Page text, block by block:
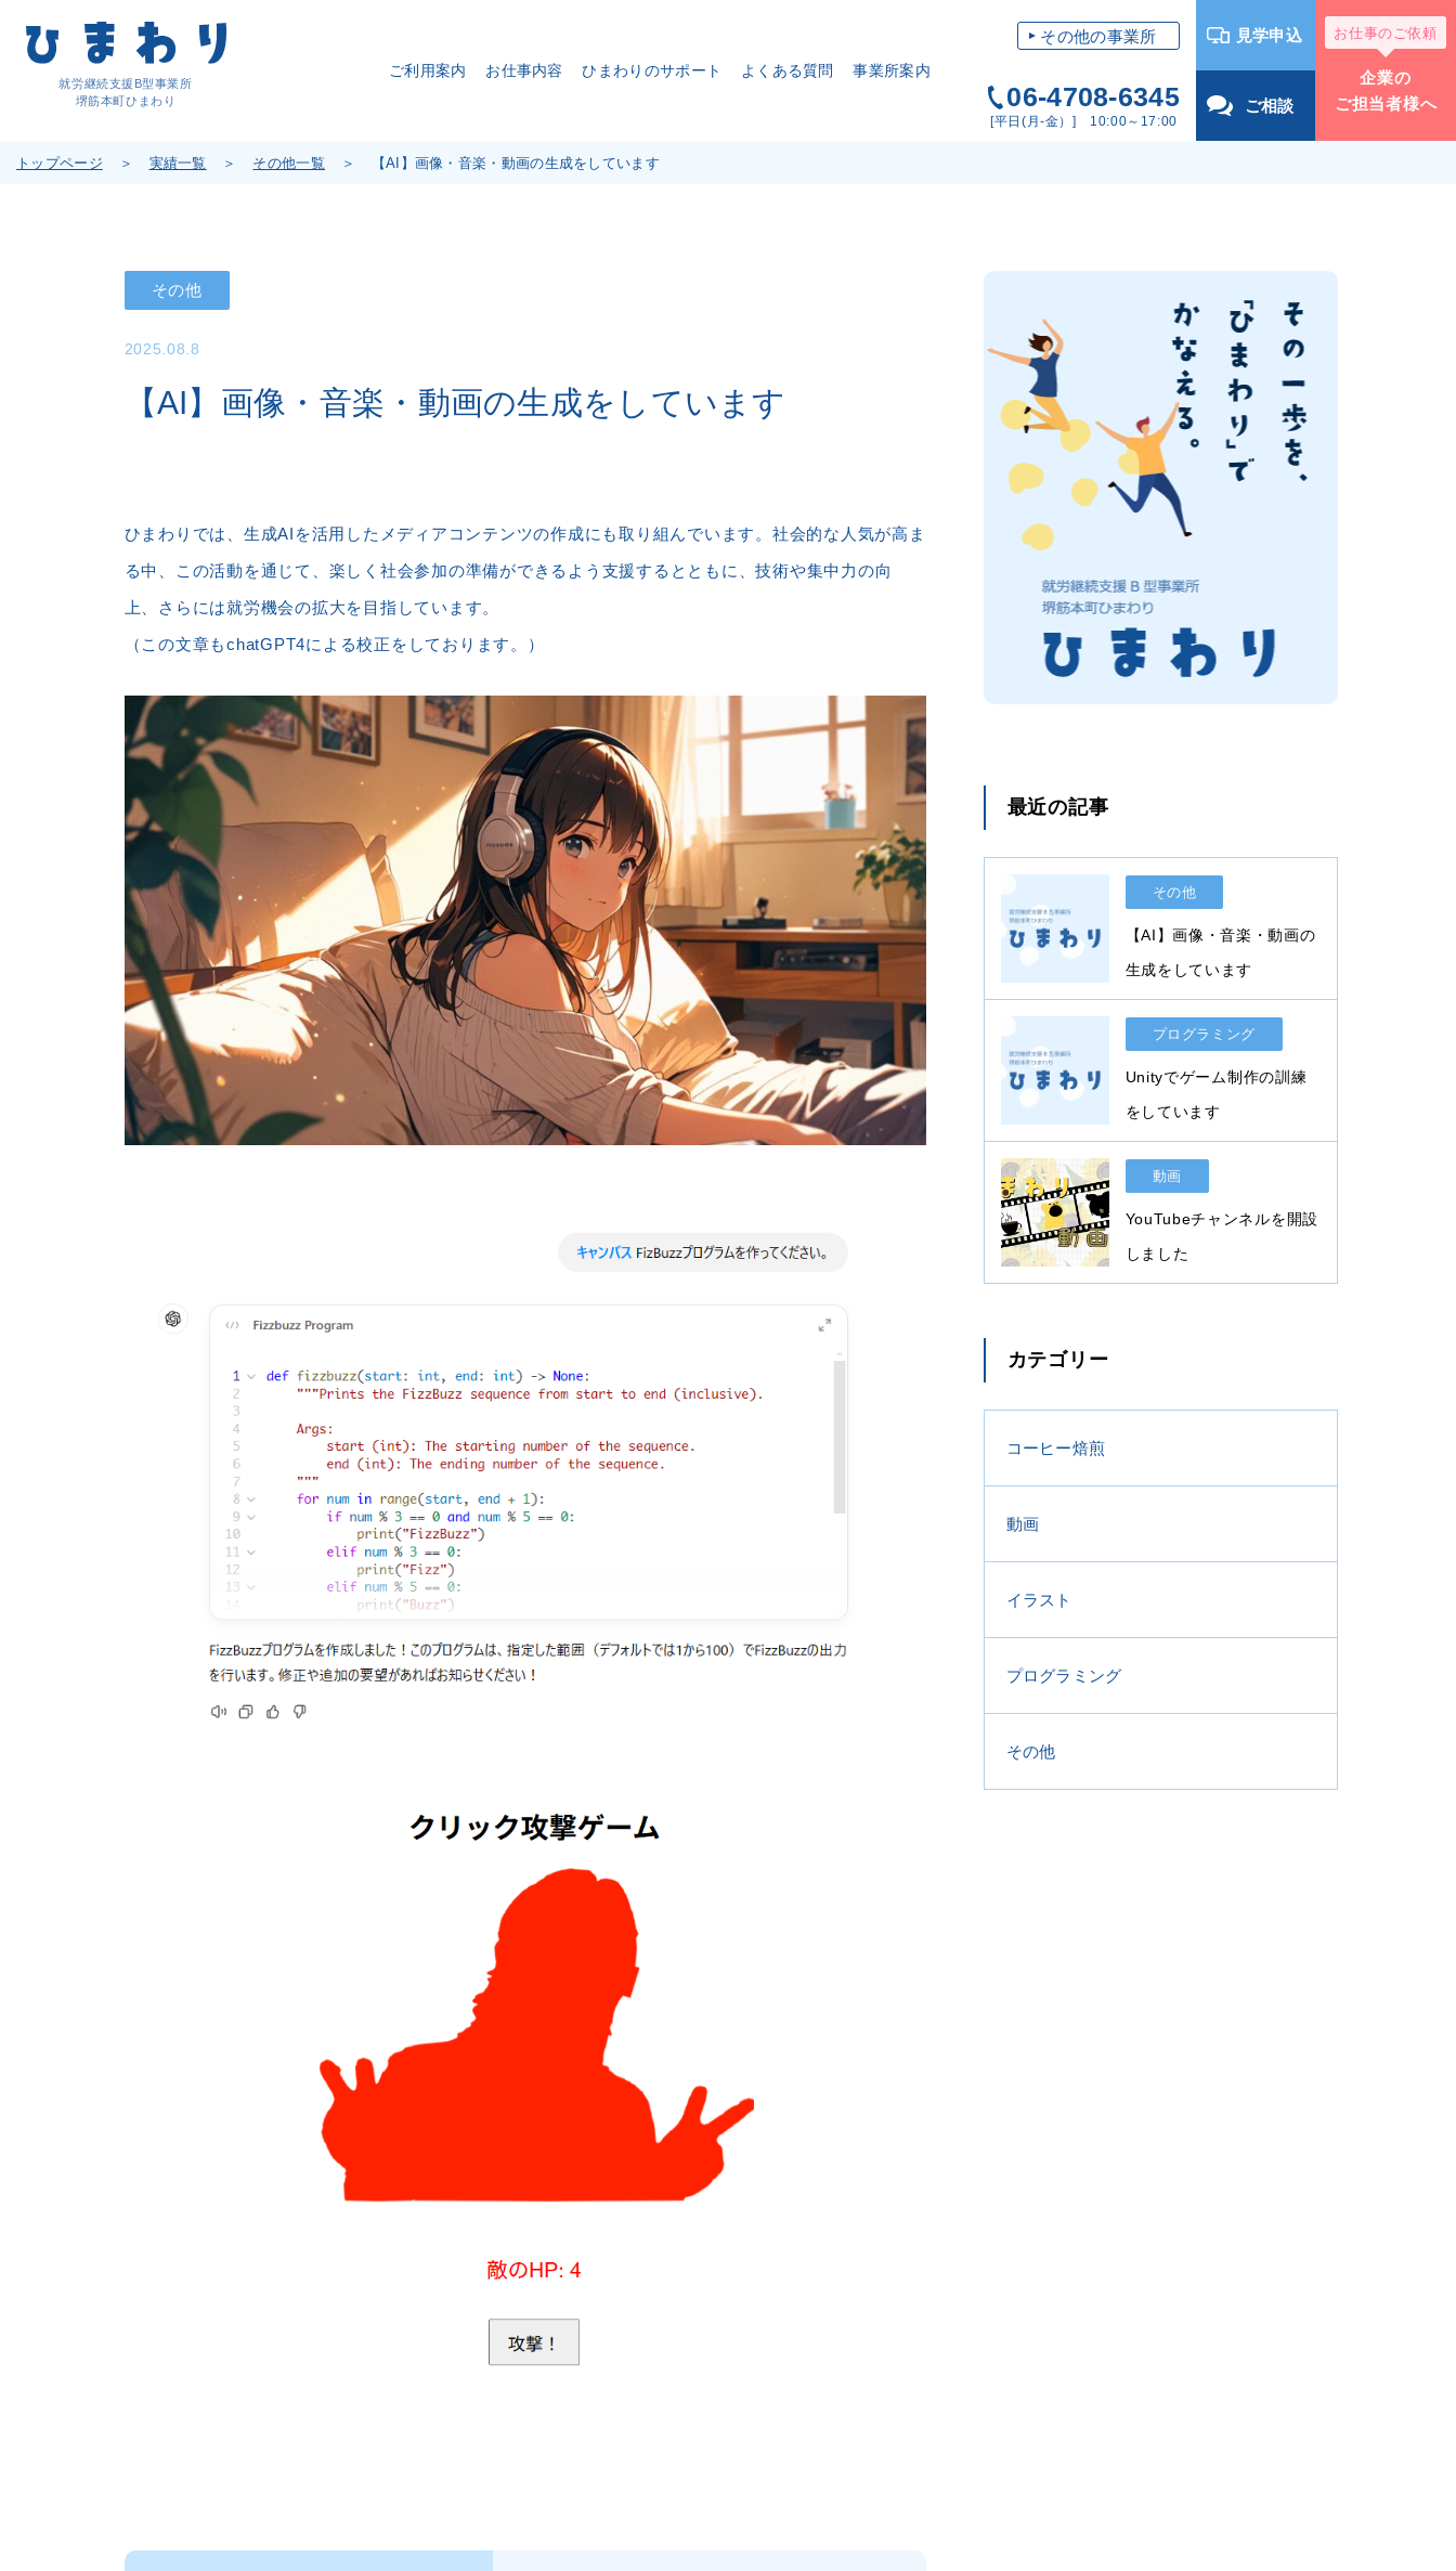
就労継続支援B型事業所
堺筋本町ひまわり
ご利用案内 お仕事内容 ひまわりのサポート よくある質問 事業所案内
その他の事業所
06-4708-6345
[平日(月-金）] 10:00～17:00
見学申込
ご相談
お仕事のご依頼
企業の
ご担当者様へ
トップページ 実績一覧 その他一覧 【AI】画像・音楽・動画の生成をしています
その他
2025.08.8
【AI】画像・音楽・動画の生成をしています
ひまわりでは、生成AIを活用したメディアコンテンツの作成にも取り組んでいます。社会的な人気が高ま
る中、この活動を通じて、楽しく社会参加の準備ができるよう支援するとともに、技術や集中力の向
上、さらには就労機会の拡大を目指しています。
（この文章もchatGPT4による校正をしております。）
最近の記事
その他
【AI】画像・音楽・動画の
生成をしています
プログラミング
Unityでゲーム制作の訓練
をしています
動画
YouTubeチャンネルを開設
しました
カテゴリー
コーヒー焙煎
動画
イラスト
プログラミング
その他